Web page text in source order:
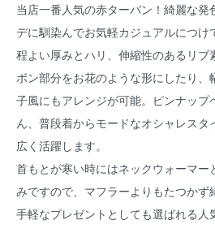
当店一番人気の赤ターバン！綺麗な
デに馴染んでお気軽カジュアルにつけ
程よい厚みとハリ、伸縮性のあるリブ
ボン部分をお花のような形にしたり
子風にもアレンジが可能。ピンナップ
ん、普段着からモードなオシャレス
広く活躍します。
首もとが寒い時にはネックウォーマ
みですので、マフラーよりもたつかず
手軽なプレゼントとしても選ばれる人